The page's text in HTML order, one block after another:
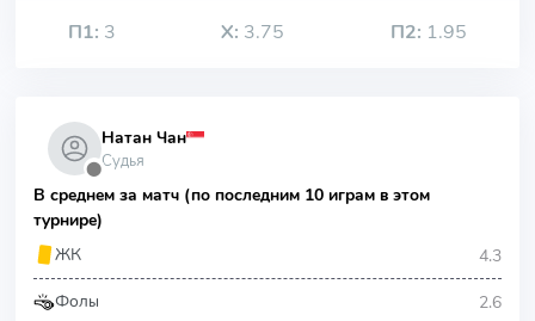
П1: 3 Х: 3.75 П2: 1.95
⬤
Натан Чан
Судья
В среднем за матч (по последним 10 играм в этом
турнире)
ЖК
4.3
Фолы 2.6